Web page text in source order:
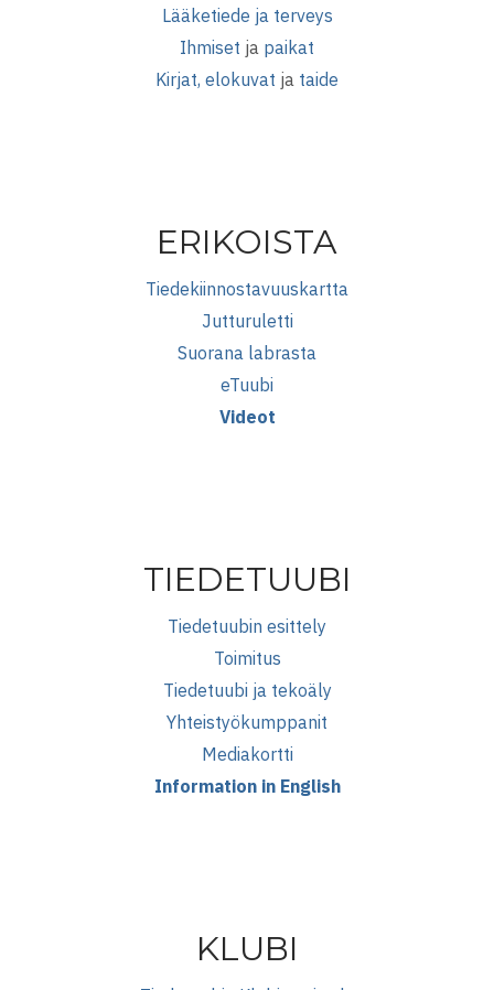
Lääketiede ja terveys
Ihmiset ja paikat
Kirjat, elokuvat ja taide
ERIKOISTA
Tiedekiinnostavuuskartta
Jutturuletti
Suorana labrasta
eTuubi
Videot
TIEDETUUBI
Tiedetuubin esittely
Toimitus
Tiedetuubi ja tekoäly
Yhteistyökumppanit
Mediakortti
Information in English
KLUBI